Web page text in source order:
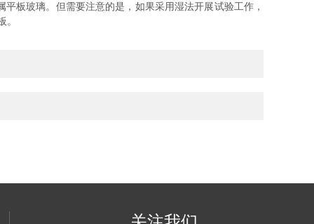
板玻璃。但需要注意的是，如果采用湿法开展试验工作，